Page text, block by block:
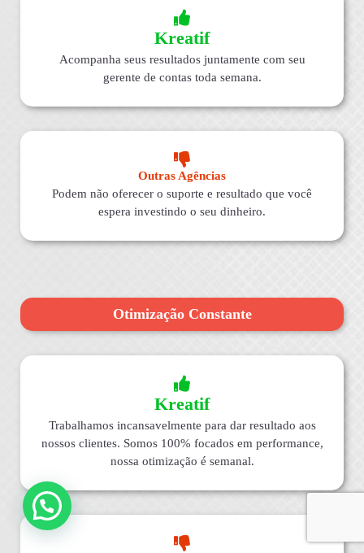
Kreatif
Acompanha seus resultados juntamente com seu
gerente de contas toda semana.
Outras Agências
Podem não oferecer o suporte e resultado que você
espera investindo o seu dinheiro.
Otimização Constante
Kreatif
Trabalhamos incansavelmente para dar resultado aos
nossos clientes. Somos 100% focados em performance,
nossa otimização é semanal.